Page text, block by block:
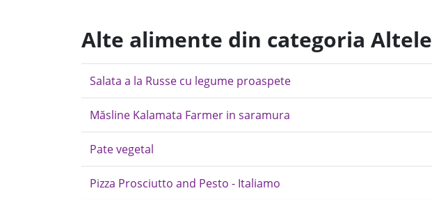
Alte alimente din categoria Altele
Salata a la Russe cu legume proaspete
Măsline Kalamata Farmer in saramura
Pate vegetal
Pizza Prosciutto and Pesto - Italiamo